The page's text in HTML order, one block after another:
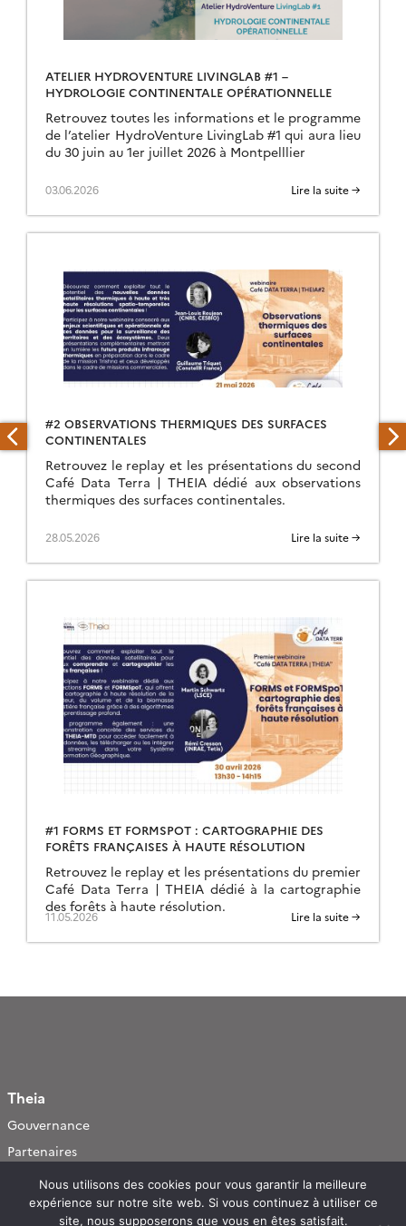
ATELIER HYDROVENTURE LIVINGLAB #1 –
HYDROLOGIE CONTINENTALE OPÉRATIONNELLE
Retrouvez toutes les informations et le programme
de l’atelier HydroVenture LivingLab #1 qui aura lieu
du 30 juin au 1er juillet 2026 à Montpelllier
03.06.2026 Lire la suite →
#2 OBSERVATIONS THERMIQUES DES SURFACES
CONTINENTALES
Retrouvez le replay et les présentations du second
Café Data Terra | THEIA dédié aux observations
thermiques des surfaces continentales.
28.05.2026 Lire la suite →
#1 FORMS ET FORMSPOT : CARTOGRAPHIE DES
FORÊTS FRANÇAISES À HAUTE RÉSOLUTION
Retrouvez le replay et les présentations du premier
Café Data Terra | THEIA dédié à la cartographie
des forêts à haute résolution.
11.05.2026 Lire la suite →
Theia
Gouvernance
Partenaires
Mentions légales
Nous utilisons des cookies pour vous garantir la meilleure
expérience sur notre site web. Si vous continuez à utiliser ce
site, nous supposerons que vous en êtes satisfait.